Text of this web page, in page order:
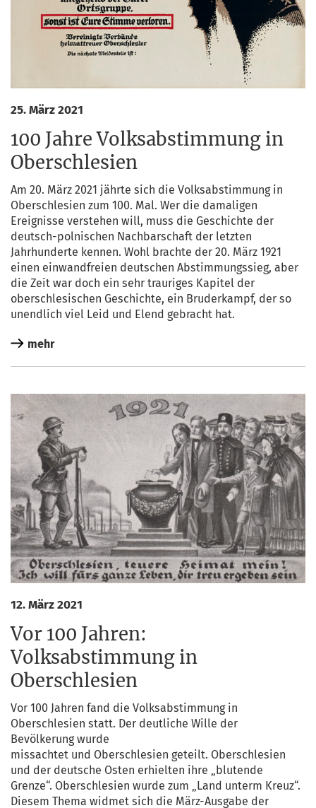
25. März 2021
100 Jahre Volksabstimmung in
Oberschlesien
Am 20. März 2021 jähr­te sich die Volks­ab­stim­mung in
Ober­schle­si­en zum 100. Mal. Wer die dama­li­gen
Ereig­nis­se ver­ste­hen will, muss die Geschich­te der
deutsch-pol­ni­schen Nach­bar­schaft der letz­ten
Jahr­hun­der­te ken­nen. Wohl brach­te der 20. März 1921
einen ein­wand­frei­en deut­schen Abstim­mungs­sieg, aber
die Zeit war doch ein sehr trau­ri­ges Kapi­tel der
ober­schle­si­schen Geschich­te, ein Bru­der­kampf, der so
unend­lich viel Leid und Elend gebracht hat.
mehr
12. März 2021
Vor 100 Jahren:
Volksabstimmung in
Oberschlesien
Vor 100 Jah­ren fand die Volks­ab­stim­mung in
Ober­schle­si­en statt. Der deut­li­che Wil­le der
Bevöl­ke­rung wurde
miss­ach­tet und Ober­schle­si­en geteilt. Ober­schle­si­en
und der deut­sche Osten erhiel­ten ihre „blu­ten­de
Gren­ze“. Ober­schle­si­en wur­de zum „Land unterm Kreuz“.
Die­sem The­ma wid­met sich die März-Aus­ga­be der